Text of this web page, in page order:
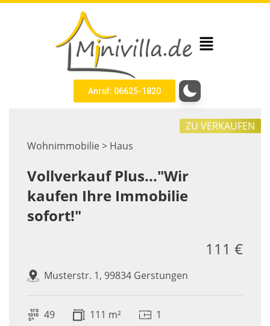
Anruf: 06625-1820
Wohnimmobilie > Haus
ZU VERKAUFEN
Vollverkauf Plus..."Wir
kaufen Ihre Immobilie
sofort!"
Musterstr. 1, 99834 Gerstungen
111 €
49 111 m² 1